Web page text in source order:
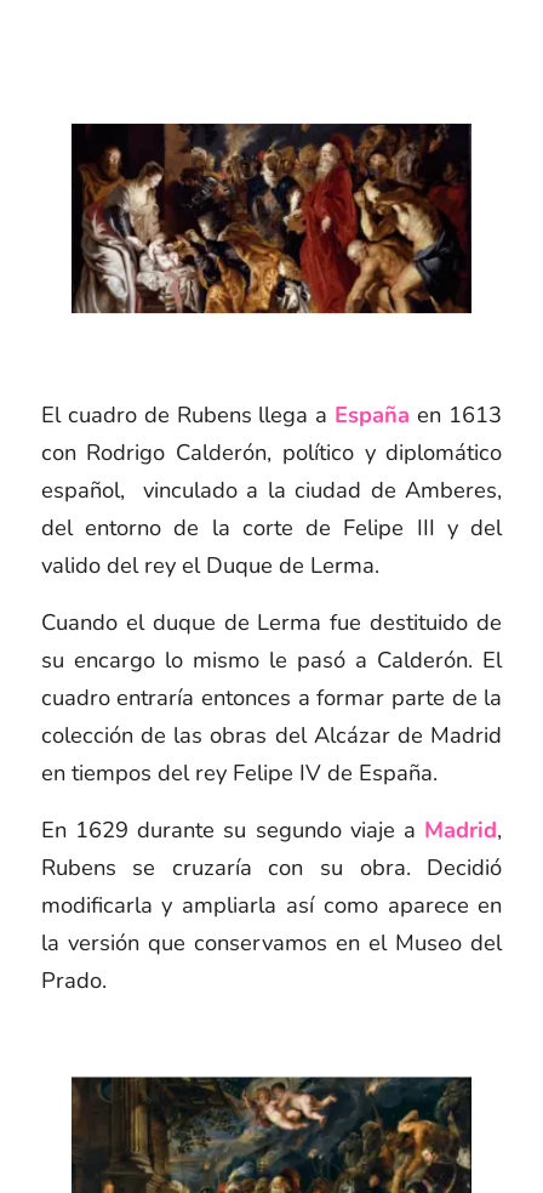
El cuadro de Rubens llega a España en 1613
con Rodrigo Calderón, político y diplomático
español, vinculado a la ciudad de Amberes,
del entorno de la corte de Felipe III y del
valido del rey el Duque de Lerma.
Cuando el duque de Lerma fue destituido de
su encargo lo mismo le pasó a Calderón. El
cuadro entraría entonces a formar parte de la
colección de las obras del Alcázar de Madrid
en tiempos del rey Felipe IV de España.
En 1629 durante su segundo viaje a Madrid,
Rubens se cruzaría con su obra. Decidió
modificarla y ampliarla así como aparece en
la versión que conservamos en el Museo del
Prado.